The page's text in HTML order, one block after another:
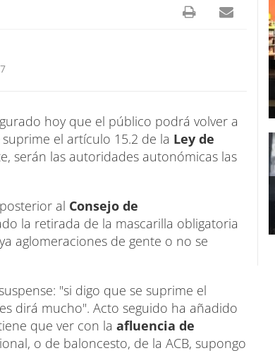
hoy que el público podrá volver a
el artículo 15.2 de la Ley de
serán las autoridades autonómicas las
al Consejo de
la retirada de la mascarilla obligatoria
aglomeraciones de gente o no se
"si digo que se suprime el
dirá mucho". Acto seguido ha añadido
que ver con la afluencia de
o de baloncesto, de la ACB, supongo